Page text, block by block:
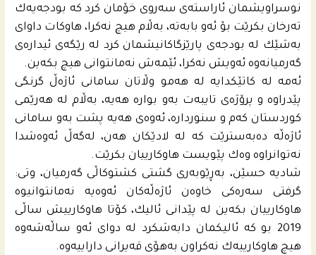
نوسراویشمان ئاراسته‌ى سه‌روى خۆمان كرد كه‌ بودجه‌یه‌ك
ته‌رخان بكرێت بۆ ئه‌و بابه‌ته،‌ به‌ڵام هیچ نه‌كرا، هاوكات داواى
به‌شێك له‌ بودجه‌ى پارێزگاكانیشمان كرد له‌ رێگه‌ى ئیداره‌ى
گه‌رمیانه‌وه‌ ئه‌ویش نه‌كرا، ئێمه‌ش نه‌مانتوانى هیچ بكه‌ین.
ئه‌مه‌ له‌ كاتێكدایه‌ له‌ هه‌مو وڵاتان سامانى ئاژه‌ڵ گرنگى
پێدراوه‌ و پرۆژه‌ى تایبه‌ت به‌و بواره‌ هه‌یه‌، به‌ڵام له‌ هه‌رێمى
كوردستان كه‌م و سنورداره‌، ئه‌وه‌ى هه‌یه‌ پشت به‌و سامانى
ئاژه‌ڵه‌ ده‌به‌سترێت كه‌ له‌ لادێكان هه‌ن، له‌گه‌ڵ ئه‌وه‌شدا
نه‌توانراوه‌ وه‌ك پێویست هاوكارییان بكرێت.
شادیه‌ حسێن، به‌ڕێوبه‌رى گشتى كشتوكاڵى گه‌رمیان، وتى:
گرفتى سه‌ره‌كى خاوه‌ن ئاژه‌ڵه‌كان ئه‌وه‌یه‌ نه‌مانتوانیوه‌
هاوكارییان بكه‌ین له‌ پێدانى ئالیك، كۆتا هاوكارییش ساڵى
2019 بو كه‌ ئالیكمان دابه‌شكرد له‌ دواى ئه‌و ساڵەشەوە
هیچ هاوكارییه‌ك نه‌كراون به‌هۆى قه‌یرانى داراییه‌وه‌.